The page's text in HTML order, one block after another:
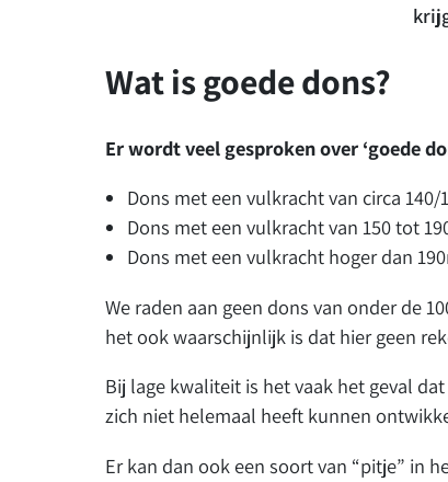
Wat is goede dons?
Er wordt veel gesproken over ‘goede
Dons met een vulkracht van circa
Dons met een vulkracht van 150 tot
Dons met een vulkracht hoger dan
We raden aan geen dons van onder de
het ook waarschijnlijk is dat hier geen
Bij lage kwaliteit is het vaak het geval
zich niet helemaal heeft kunnen
Er kan dan ook een soort van “pitje” in